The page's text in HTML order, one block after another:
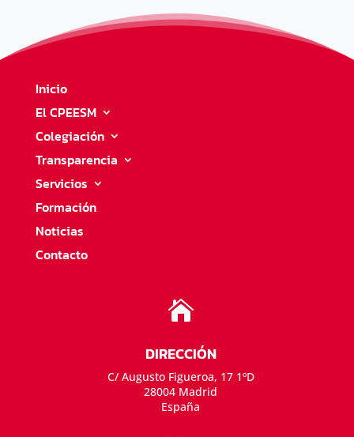
Inicio
El CPEESM
Colegiación
Transparencia
Servicios
Formación
Noticias
Contacto

DIRECCIÓN
C/ Augusto Figueroa, 17 1ºD
28004 Madrid
España